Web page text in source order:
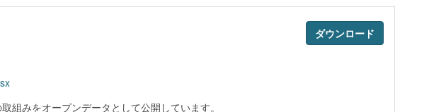
ダウンロード
みをオープンデータとして公開しています。